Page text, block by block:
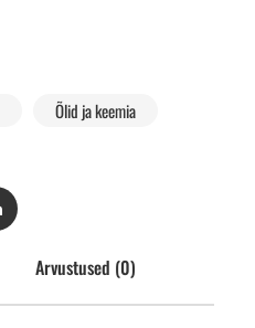
Õlid ja keemia
Arvustused (0)